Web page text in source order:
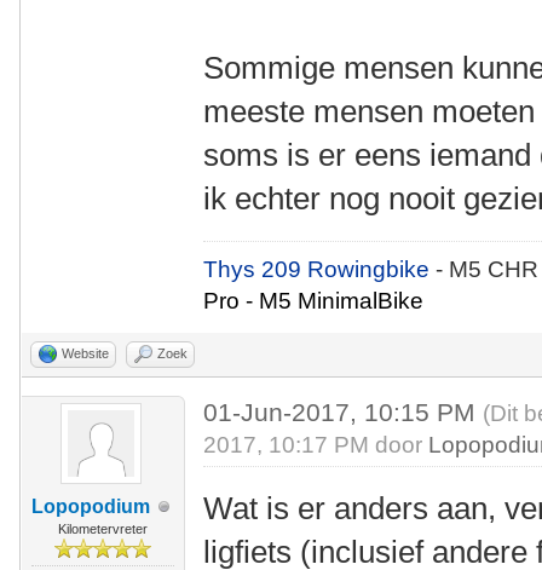
Sommige mensen
meeste mensen
soms is er eens
ik echter nog nooit
Thys 209 Rowingbike- M5
Pro - M5 MinimalBike
Website Zoek
Lopopodium
Kilometervreter
01-Jun-2017, 10:15 PM (Dit
2017, 10:17 PM door
Wat is er anders aan,
ligfiets (inclusief andere